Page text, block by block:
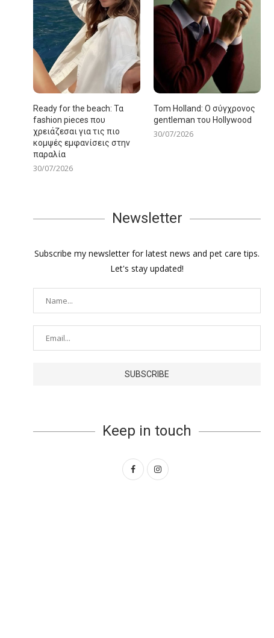
Ready for the beach: Τα
fashion pieces που
χρειάζεσαι για τις πιο
κομψές εμφανίσεις στην
παραλία
30/07/2026
Tom Holland: Ο σύγχρονος
gentleman του Hollywood
30/07/2026
Newsletter
Subscribe my newsletter for latest news and pet care tips.
Let's stay updated!
Keep in touch